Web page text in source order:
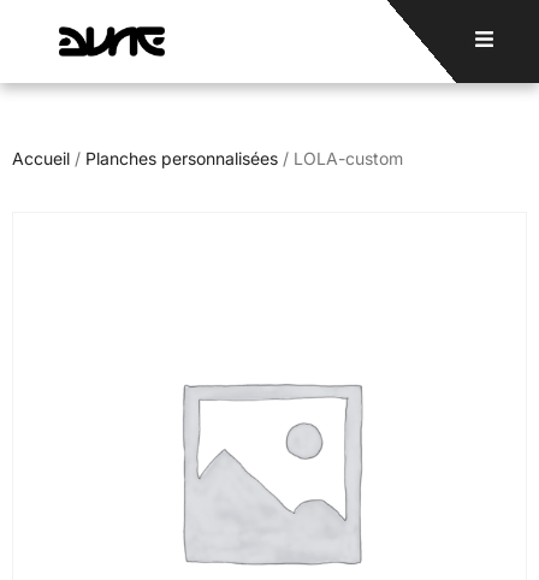
Accueil / Planches personnalisées / LOLA-custom